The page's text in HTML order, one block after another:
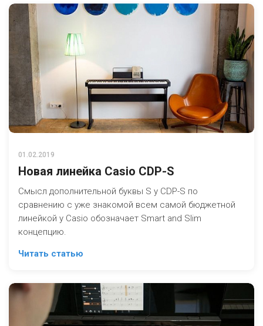
01.02.2019
Новая линейка Casio CDP-S
Смысл дополнительной буквы S у CDP-S по
сравнению с уже знакомой всем самой бюджетной
линейкой у Casio обозначает Smart and Slim
концепцию.
Читать статью